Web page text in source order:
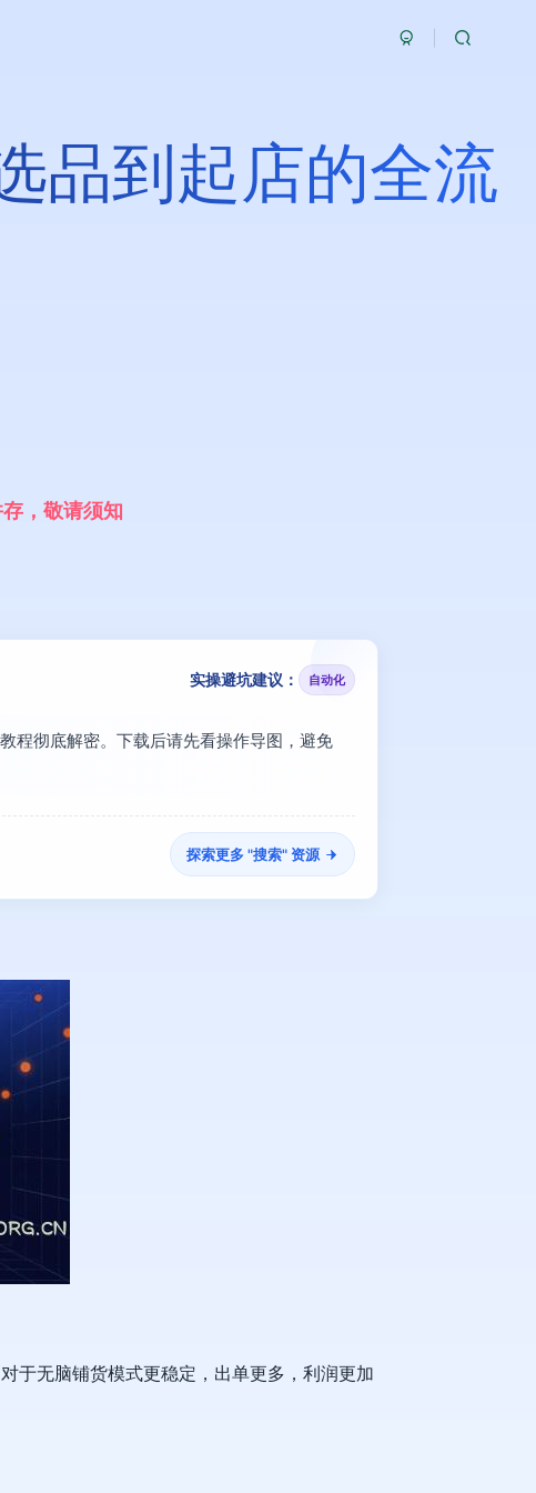
品到起店的全流
存 ， 敬请须知
实操避坑建议： 自动化
程彻底解密。下载后请先看操作导图，避免
探索更多 "搜索" 资源
于无脑铺货模式更稳定，出单更多，利润更加